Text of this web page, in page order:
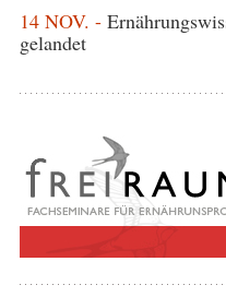
14 NOV. -
gelandet